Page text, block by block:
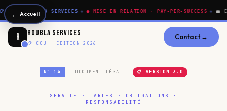
← Accueil
· ROUBLA SERVICES ◆ ● MISE EN RELATION · PAY-PER-SUCCESS ◆ 💼
R Roubla Services
📋 CGU · ÉDITION 2026
Contact →
N° 14 DOCUMENT LÉGAL 📋 VERSION 3.0
SERVICE · TARIFS · OBLIGATIONS ·
RESPONSABILITÉ